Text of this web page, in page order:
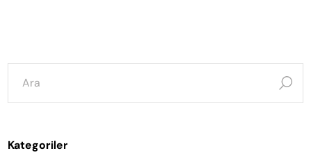
şunun
için
ara:
Kategoriler